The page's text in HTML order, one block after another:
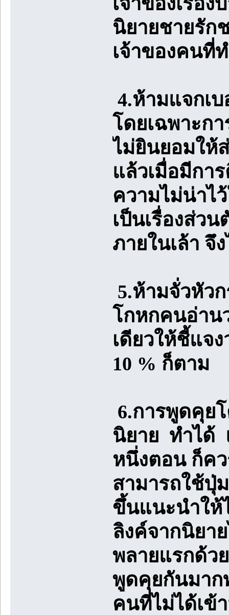
นิยายชายรัก
เจ้าของคนที่
4.ห้ามแจกเ
โดยเฉพาะก
ไม่ยินยอมให้
แล้วเมื่อมีกา
ความไม่น่าไ
เป็นเรื่องส่ว
ภายในเล้า
5.ห้ามจั่วหัว
โกหกคนอ่าน
เดียวให้ชี้แจ
10 % ก็ตาม
6.การพูดคุย
นิยาย ทำได้
หนึ่งตอน ก็ค
สามารถใช้ปุ่
ขึ้นแนะนำให้
ลิงค์จากนิยา
พลายแรกด้ว
พูดคุยกันมาก
คนที่ไม่ได้เข้